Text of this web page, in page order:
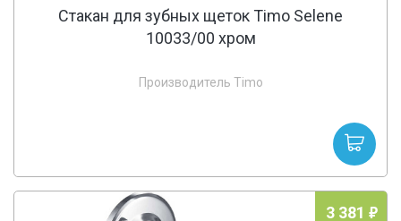
Стакан для зубных щеток Timo Selene
10033/00 хром
Производитель Timo
3 381